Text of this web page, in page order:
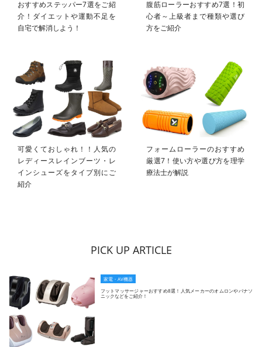
おすすめステッパー7選をご紹
介！ダイエットや運動不足を
自宅で解消しよう！
腹筋ローラーおすすめ7選！初
心者～上級者まで種類や選び
方をご紹介
可愛くておしゃれ！！人気の
レディースレインブーツ・レ
インシューズをタイプ別にご
紹介
フォームローラーのおすすめ
厳選7！使い方や選び方を理学
療法士が解説
PICK UP ARTICLE
家電・AV機器
フットマッサージャーおすすめ8選！人気メーカーのオムロンやパナソ
ニックなどをご紹介！